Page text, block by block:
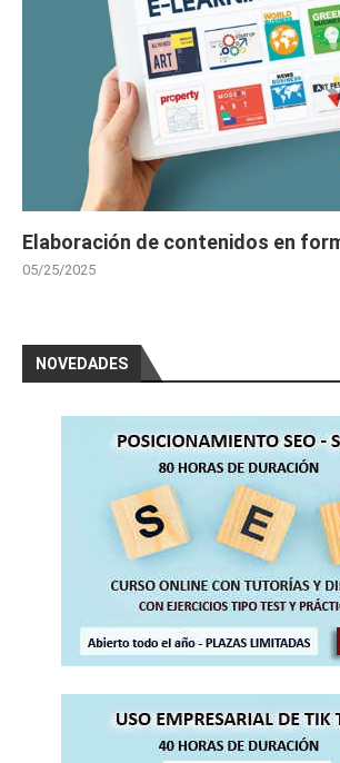
Elaboración de contenidos en
05/25/2025
NOVEDADES